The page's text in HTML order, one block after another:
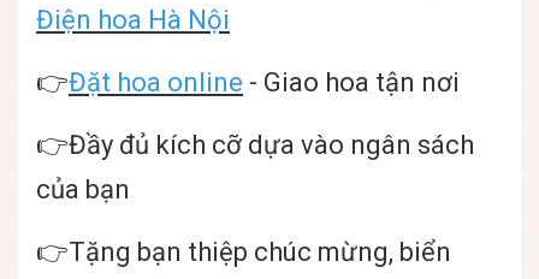
Điện hoa Hà Nội
👉Đặt hoa online - Giao hoa tận nơi
👉Đầy đủ kích cỡ dựa vào ngân sách
của bạn
👉Tặng bạn thiệp chúc mừng, biển